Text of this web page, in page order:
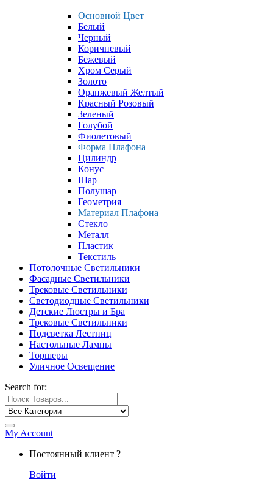
Основной Цвет
Белый
Черный
Коричневый
Бежевый
Хром Серый
Золото
Оранжевый Желтый
Красный Розовый
Зеленый
Голубой
Фиолетовый
Форма Плафона
Цилиндр
Конус
Шар
Полушар
Геометрия
Материал Плафона
Стекло
Металл
Пластик
Текстиль
Потолочные Светильники
Фасадные Светильники
Трековые Светильники
Светодиодные Светильники
Детские Люстры и Бра
Трековые Светильники
Подсветка Лестниц
Настольные Лампы
Торшеры
Уличное Освещение
Search for:
My Account
Постоянный клиент ?
Войти